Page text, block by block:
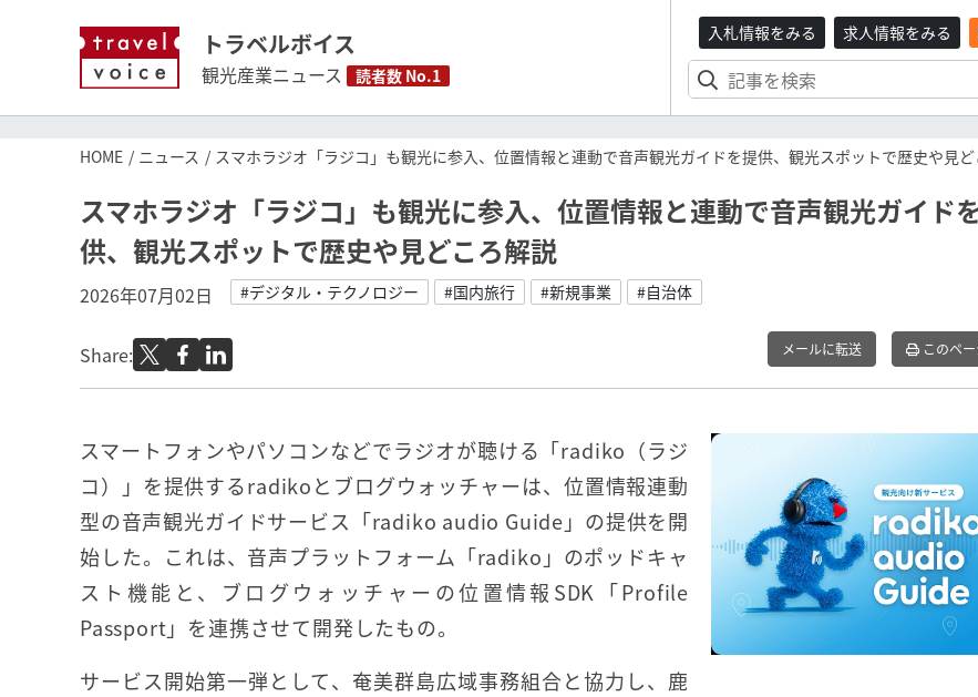
トラベルボイス
観光産業ニュース 読者数 No.1
入札情報をみる 求人情報をみる
HOME ニュース スマホラジオ「ラジコ」も観光に参入、位置情報と連動で音声観光ガイドを提供、観光スポットで歴史や見
スマホラジオ「ラジコ」も観光に参入、位置情報と連動で音声観光ガイド
供、観光スポットで歴史や見どころ解説
2026年07月02日 #デジタル・テクノロジー #国内旅行 #新規事業 #自治体
Share: メールに転送 このペ
スマートフォンやパソコンなどでラジオが聴ける「radiko（ラジ
コ）」を提供するradikoとブログウォッチャーは、位置情報連動
型の音声観光ガイドサービス「radiko audio Guide」の提供を開
始した。これは、音声プラットフォーム「radiko」のポッドキャ
スト機能と、ブログウォッチャーの位置情報SDK「Profile
Passport」を連携させて開発したもの。
サービス開始第一弾として、奄美群島広域事務組合と協力し、鹿